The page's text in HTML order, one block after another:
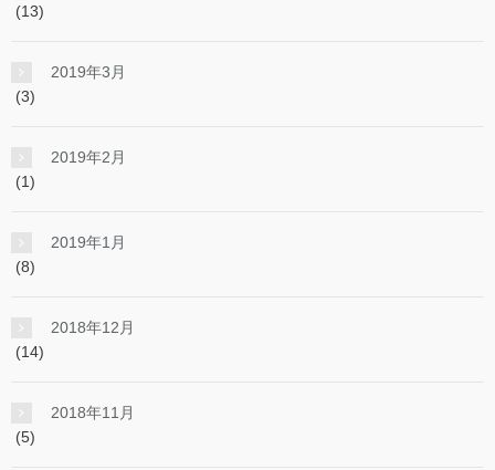
(13)
2019年3月
(3)
2019年2月
(1)
2019年1月
(8)
2018年12月
(14)
2018年11月
(5)